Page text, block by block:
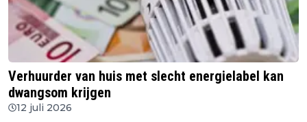
Verhuurder van huis met slecht energielabel kan
dwangsom krijgen
12 juli 2026